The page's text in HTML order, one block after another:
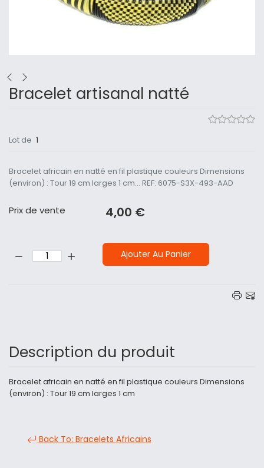
Bracelet artisanal natté
Lot de 1
Bracelet africain en natté en fil plastique couleurs Dimensions
(environ) : Tour 19 cm larges 1 cm... REF: 6075-S3X-493-AAD
Prix ​​de vente 4,00 €
Ajouter Au Panier
Description du produit
Bracelet africain en natté en fil plastique couleurs Dimensions
(environ) : Tour 19 cm larges 1 cm
Back To: Bracelets Africains